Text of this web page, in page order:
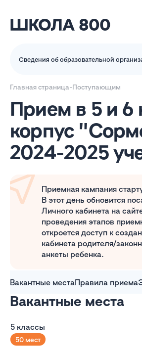
Сведения об образовательной
Главная страница-Поступающим
Прием в 5 и 6
корпус
2024-2025
Приемная кампания
В этот день обновится
Личного кабинета на
проведения этапов
откроется доступ к
кабинета родителя/
анкеты ребенка.
Вакантные местаПравила приема
Вакантные места
5 классы
50 мест